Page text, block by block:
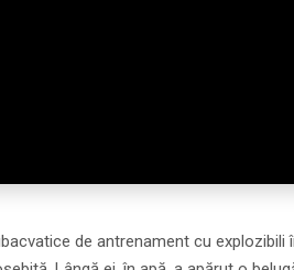
de antrenament cu explozibili